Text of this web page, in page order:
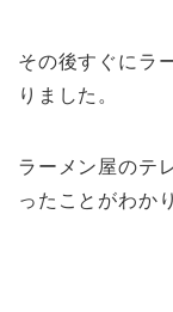
その後すぐにラ
りました。
ラーメン屋のテ
ったことがわか